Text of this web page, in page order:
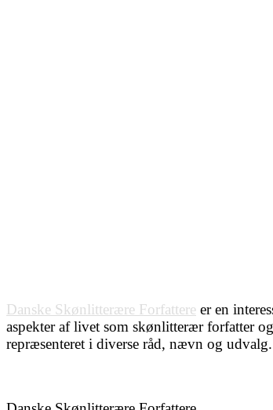
Danske Skønlitterære Forfattere er en
aspekter af livet som skønlitterær forfatter
repræsenteret i diverse råd, nævn og udvalg.